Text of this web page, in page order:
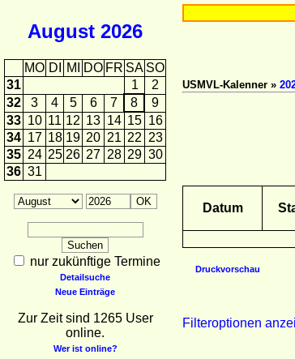
August 2026
MO DI MI DO FR SA SO
31
1
2
32
3 4 5 6 7 8
9
33 10 11 12 13 14 15 16
34 17 18 19 20 21 22 23
35 24 25 26 27 28 29 30
36 31
nur zukünftige Termine
Detailsuche
Neue Einträge
Zur Zeit sind 1265 User
online.
Wer ist online?
USMVL-Kalenner »
Datum
Druckvorschau
Filteroptionen